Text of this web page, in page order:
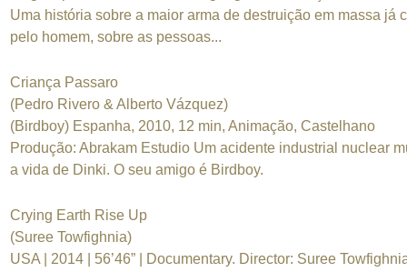
Uma história sobre a maior arma de destruição em massa já
pelo homem, sobre as pessoas...
Criança Passaro
(Pedro Rivero & Alberto Vázquez)
(Birdboy) Espanha, 2010, 12 min, Animação, Castelhano
Produção: Abrakam Estudio Um acidente industrial nuclear
a vida de Dinki. O seu amigo é Birdboy.
Crying Earth Rise Up
(Suree Towfighnia)
USA | 2014 | 56’46” | Documentary. Director: Suree